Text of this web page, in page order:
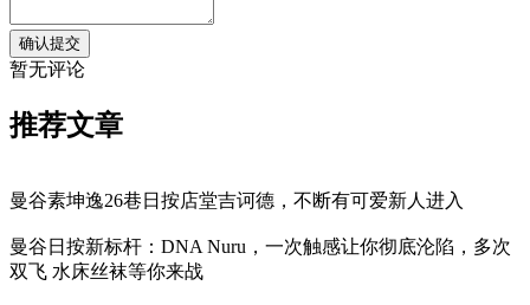
暂无评论
推荐文章
曼谷素坤逸26巷日按店堂吉诃德，不断有可爱新人进入
曼谷日按新标杆：DNA Nuru，一次触感让你彻底沦陷，多次
双飞 水床丝袜等你来战